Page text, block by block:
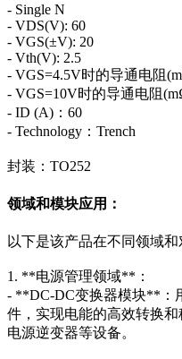
- Single N
- VDS(V): 60
- VGS(±V): 20
- Vth(V): 2.5
- VGS=4.5V时的导通电阻
- VGS=10V时的导通电阻
- ID (A)：60
- Technology：Trench
封装：TO252
领域和模块应用：
以下是该产品在不同领域
1. **电源管理领域**：
- **DC-DC变换器模块**：
件，实现电能的高效转换和
电源逆变器等设备。